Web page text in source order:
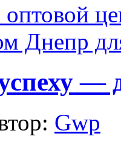
Днепр
—
Gwp